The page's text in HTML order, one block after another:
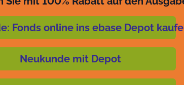
Fonds online ins ebase Depot
Neukunde mit Depot